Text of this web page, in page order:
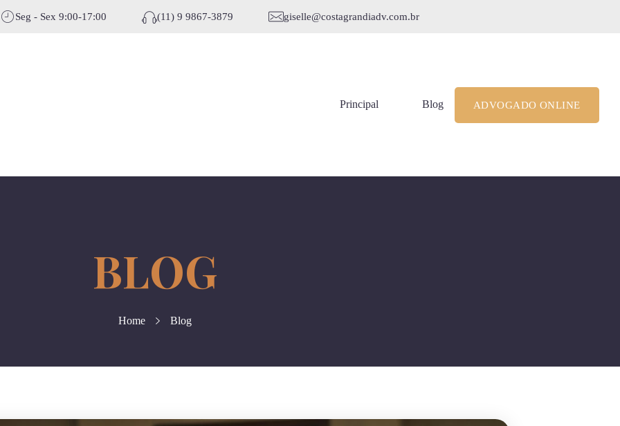
Seg - Sex 9:00-17:00 (11) 9 9867-3879 giselle@costagrandiadv.com.br
Principal Blog ADVOGADO ONLINE
Home Blog